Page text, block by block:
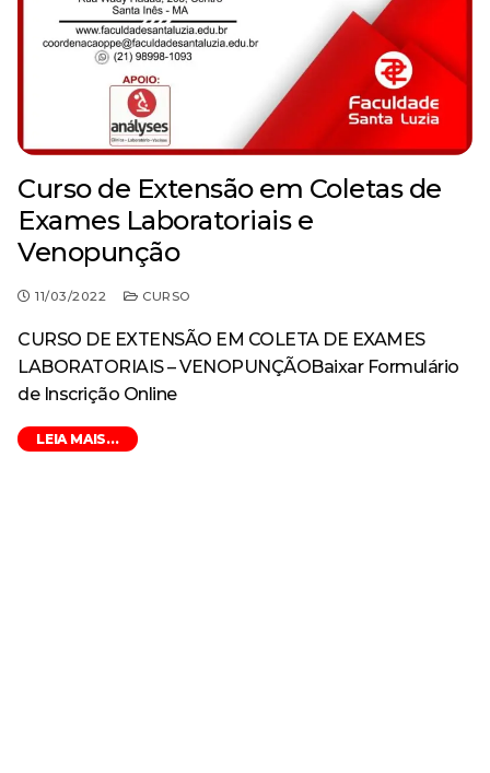
Curso de Extensão em Coletas de
Exames Laboratoriais e
Venopunção
11/03/2022 CURSO
CURSO DE EXTENSÃO EM COLETA DE EXAMES
LABORATORIAIS – VENOPUNÇÃOBaixar Formulário
de Inscrição Online
LEIA MAIS...